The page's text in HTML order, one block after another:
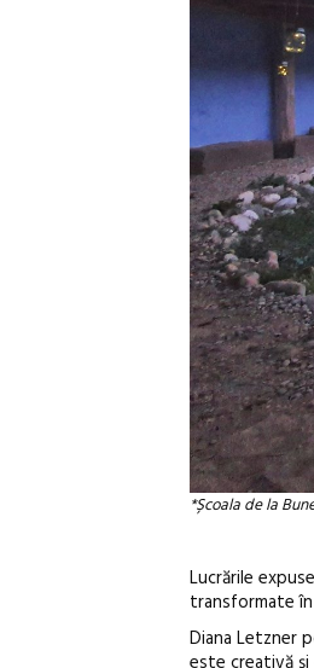
*Școala de la
Lucrările
transformate
Diana Letzner